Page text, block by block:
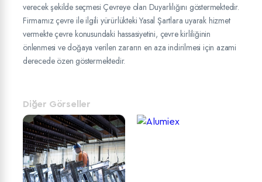
verecek şekilde seçmesi Çevreye olan Duyarlılığını göstermektedir.
Firmamız çevre ile ilgili yürürlükteki Yasal Şartlara uyarak hizmet
vermekte çevre konusundaki hassasiyetini, çevre kirliliğinin
önlenmesi ve doğaya verilen zararın en aza indirilmesi için azami
derecede özen göstermektedir.
Diğer Görseller